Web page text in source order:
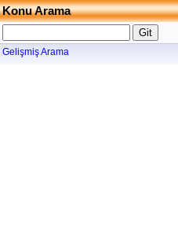
Konu Arama
Gelişmiş Arama